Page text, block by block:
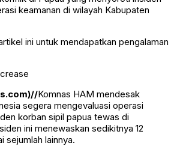
keamanan di wilayah Kabupaten
ini untuk mendapatkan pengalaman
Komnas HAM mendesak
segera mengevaluasi operasi
korban sipil papua tewas di
ini menewaskan sedikitnya 12
sejumlah lainnya.